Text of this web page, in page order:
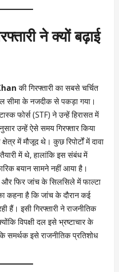
ने क्यों बढ़ाई
की गिरफ्तारी का सबसे चर्चित
सीमा के नजदीक से पकड़ा गया।
फोर्स (STF) ने उन्हें हिरासत में
उन्हें ऐसे समय गिरफ्तार किया
में मौजूद थे। कुछ रिपोर्टों में दावा
में थे, हालांकि इस संबंध में
बयान सामने नहीं आया है।
और फिर जांच के सिलसिले में फाल्टा
कहना है कि जांच के दौरान कई
हैं। इसी गिरफ्तारी ने राजनीतिक
विपक्षी दल इसे भ्रष्टाचार के
समर्थक इसे राजनीतिक प्रतिशोध